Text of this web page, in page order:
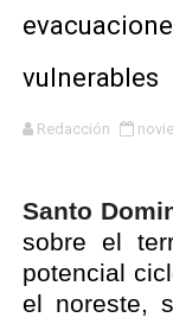
Discusión
vulnerables
Redacción
Santo
sobre el
potencial
el noreste,